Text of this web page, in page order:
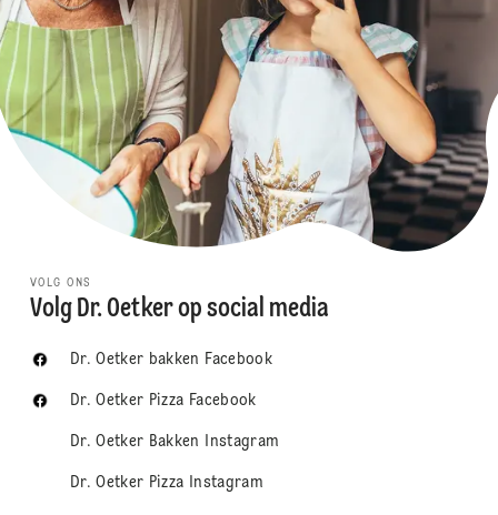
VOLG ONS
Volg Dr. Oetker op social media
Dr. Oetker bakken Facebook
Dr. Oetker Pizza Facebook
Dr. Oetker Bakken Instagram
Dr. Oetker Pizza Instagram